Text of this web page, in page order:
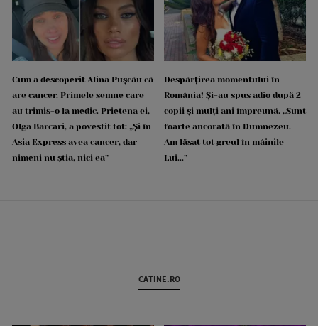
Cum a descoperit Alina Pușcău că
are cancer. Primele semne care
au trimis-o la medic. Prietena ei,
Olga Barcari, a povestit tot: „Și în
Asia Express avea cancer, dar
nimeni nu știa, nici ea”
Despărțirea momentului în
România! Și-au spus adio după 2
copii și mulți ani împreună. „Sunt
foarte ancorată în Dumnezeu.
Am lăsat tot greul în mâinile
Lui...”
CATINE.RO